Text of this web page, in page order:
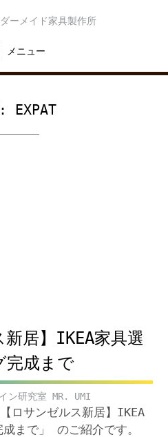
EXPAT
新居】IKEA家具選
完成まで
ン研究室 MR. UMI
ロサンゼルス新居】IKEA
まで」 のご紹介です。